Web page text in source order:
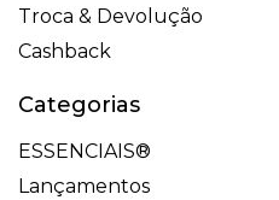
Troca & Devolução
Cashback
Categorias
ESSENCIAIS®
Lançamentos